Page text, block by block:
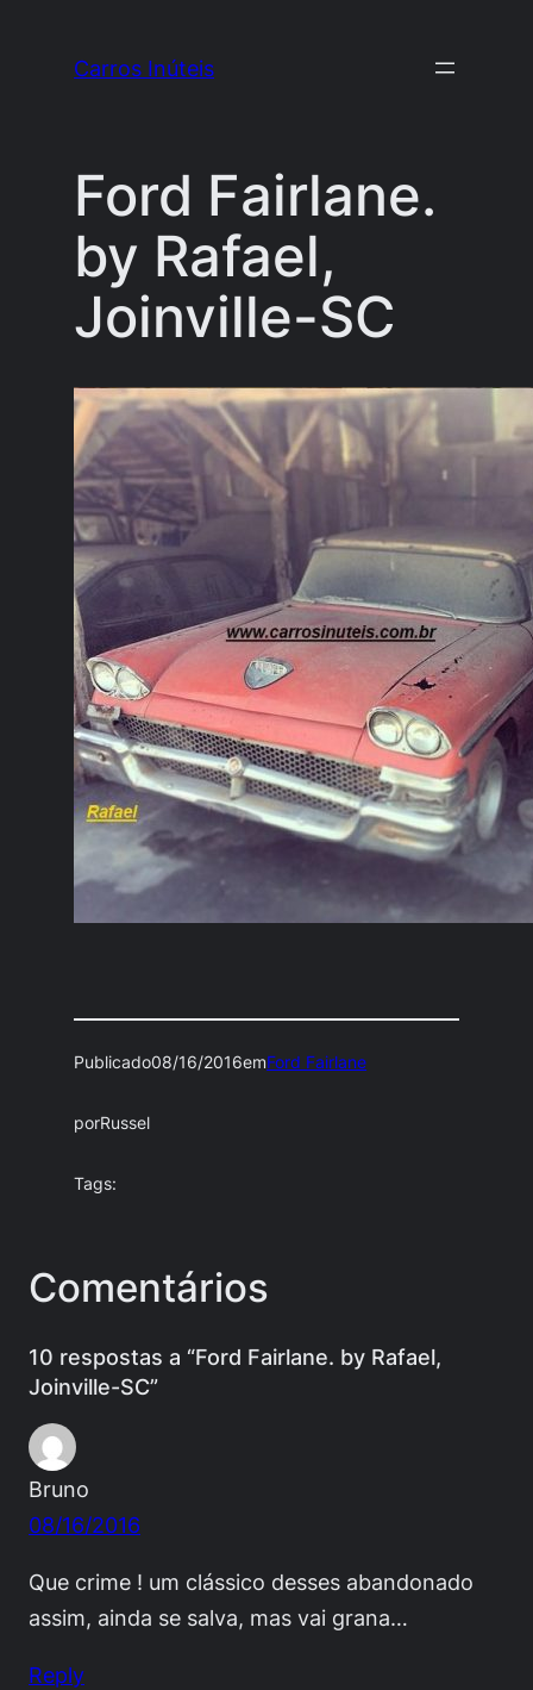
Carros Inúteis
Ford Fairlane.
by Rafael,
Joinville-SC
Publicado08/16/2016emFord Fairlane
porRussel
Tags:
Comentários
10 respostas a “Ford Fairlane. by Rafael,
Joinville-SC”
Bruno
08/16/2016
Que crime ! um clássico desses abandonado
assim, ainda se salva, mas vai grana…
Reply